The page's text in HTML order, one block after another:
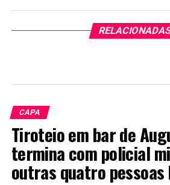
CAPA
Tiroteio em bar de
termina com policial
outras quatro pessoas